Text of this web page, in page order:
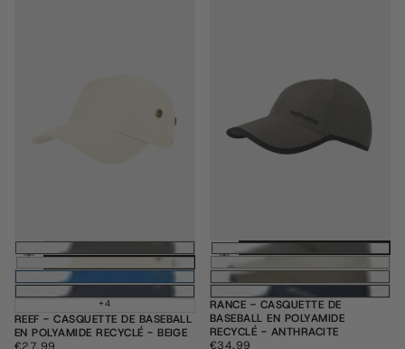
Ajouter au panier
+4
REEF - CASQUETTE DE BASEBALL
EN POLYAMIDE RECYCLÉ - BEIGE
€27,99
PRIX
Ajouter au
RANCE - CASQUETTE DE
BASEBALL EN POLYAMIDE
RECYCLÉ - ANTHRACITE
€34,99
PRIX
€34,99